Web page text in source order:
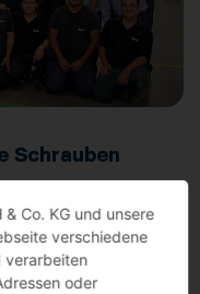
Schrauben
Jahr nach dem ersten
ersten Schrauben von
Co. KG und unsere
verschiedene
verarbeiten
oder